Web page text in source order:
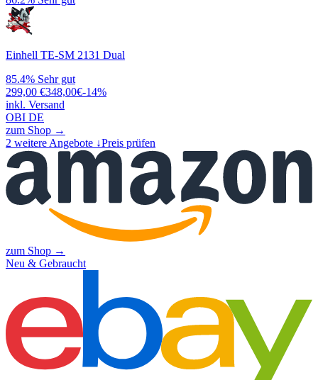
Einhell TE-SM 2131 Dual
85.4% Sehr gut
299,00 €348,00€-14%
inkl. Versand
OBI DE
zum Shop →
2 weitere Angebote ↓Preis prüfen
zum Shop →
Neu & Gebraucht